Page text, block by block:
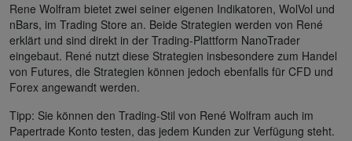
Rene Wolfram bietet zwei seiner eigenen Indikatoren, WolVol und
nBars, im Trading Store an. Beide Strategien werden von René
erklärt und sind direkt in der Trading-Plattform NanoTrader
eingebaut. René nutzt diese Strategien insbesondere zum Handel
von Futures, die Strategien können jedoch ebenfalls für CFD und
Forex angewandt werden.
Tipp: Sie können den Trading-Stil von René Wolfram auch im
Papertrade Konto testen, das jedem Kunden zur Verfügung steht.